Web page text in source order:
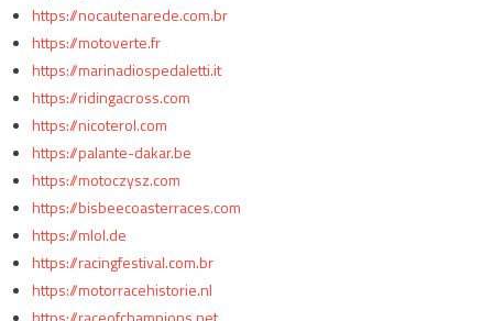
https://nocautenarede.com.br
https://motoverte.fr
https://marinadiospedaletti.it
https://ridingacross.com
https://nicoterol.com
https://palante-dakar.be
https://motoczysz.com
https://bisbeecoasterraces.com
https://mlol.de
https://racingfestival.com.br
https://motorracehistorie.nl